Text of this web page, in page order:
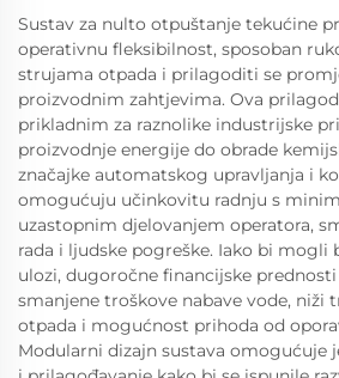
Sustav za nulto otpuštanje tekućine
operativnu fleksibilnost, sposoban
strujama otpada i prilagoditi se
proizvodnim zahtjevima. Ova
prikladnim za raznolike industrijske
proizvodnje energije do obrade
značajke automatskog upravljanja i
omogućuju učinkovitu radnju s
uzastopnim djelovanjem operatora,
rada i ljudske pogreške. Iako bi mogli
ulozi, dugoročne financijske
smanjene troškove nabave vode, niži
otpada i mogućnost prihoda od
Modularni dizajn sustava omogućuje